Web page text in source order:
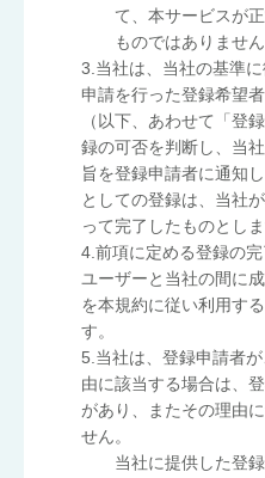
て、本サービスが
ものではありません
3.当社は、当社の基準
申請を行った登録希望
（以下、あわせて「登
録の可否を判断し、当
旨を登録申請者に通知
としての登録は、当社
って完了したものとしま
4.前項に定める登録の
ユーザーと当社の間に
を本規約に従い利用す
す。
5.当社は、登録申請者
由に該当する場合は、
があり、またその理由
せん。
当社に提供した登